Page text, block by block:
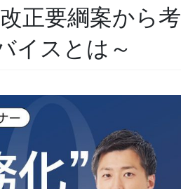
正要綱案から考
イスとは～